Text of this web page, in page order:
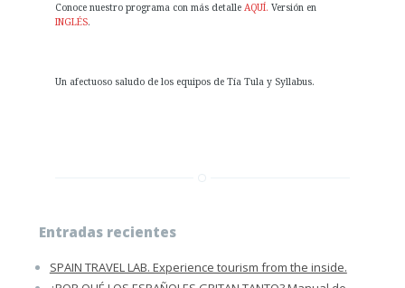
Conoce nuestro programa con más detalle AQUÍ. Versión en
INGLÉS.
Un afectuoso saludo de los equipos de Tía Tula y Syllabus.
Entradas recientes
SPAIN TRAVEL LAB. Experience tourism from the inside.